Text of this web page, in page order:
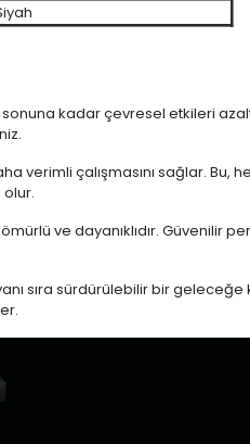
kadar çevresel etkileri
verimli çalışmasını sağlar. Bu,
olur.
ve dayanıklıdır. Güvenilir
sürdürülebilir bir geleceğe